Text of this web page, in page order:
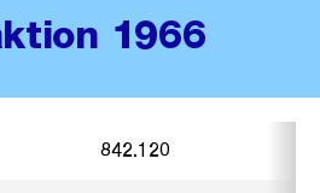
1966
842.120